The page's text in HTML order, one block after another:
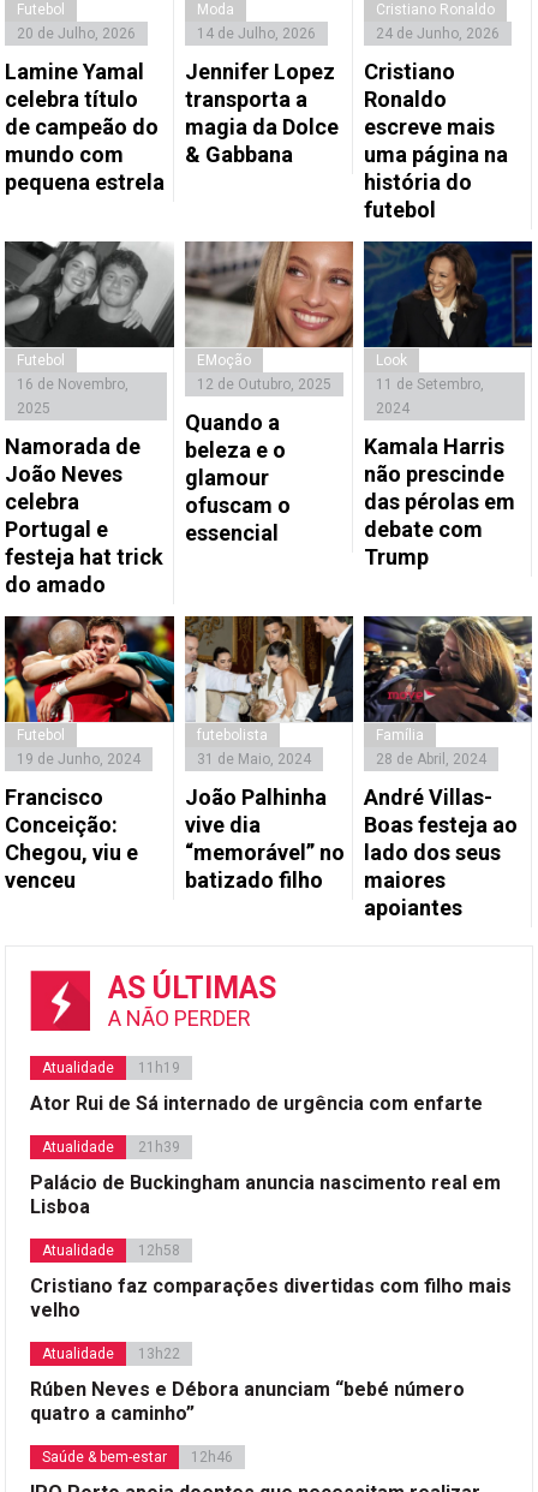
Futebol
20 de Julho, 2026
Lamine Yamal
celebra título
de campeão do
mundo com
pequena estrela
Moda
14 de Julho, 2026
Jennifer Lopez
transporta a
magia da Dolce
& Gabbana
Cristiano Ronaldo
24 de Junho, 2026
Cristiano
Ronaldo
escreve mais
uma página na
história do
futebol
Futebol
16 de Novembro,
2025
Namorada de
João Neves
celebra
Portugal e
festeja hat trick
do amado
EMoção
12 de Outubro, 2025
Quando a
beleza e o
glamour
ofuscam o
essencial
Look
11 de Setembro,
2024
Kamala Harris
não prescinde
das pérolas em
debate com
Trump
Futebol
19 de Junho, 2024
Francisco
Conceição:
Chegou, viu e
venceu
futebolista
31 de Maio, 2024
João Palhinha
vive dia
“memorável” no
batizado filho
Família
28 de Abril, 2024
André Villas-
Boas festeja ao
lado dos seus
maiores
apoiantes
AS ÚLTIMAS
A NÃO PERDER
Atualidade 11h19
Ator Rui de Sá internado de urgência com enfarte
Atualidade 21h39
Palácio de Buckingham anuncia nascimento real em
Lisboa
Atualidade 12h58
Cristiano faz comparações divertidas com filho mais
velho
Atualidade 13h22
Rúben Neves e Débora anunciam “bebé número
quatro a caminho”
Saúde & bem-estar 12h46